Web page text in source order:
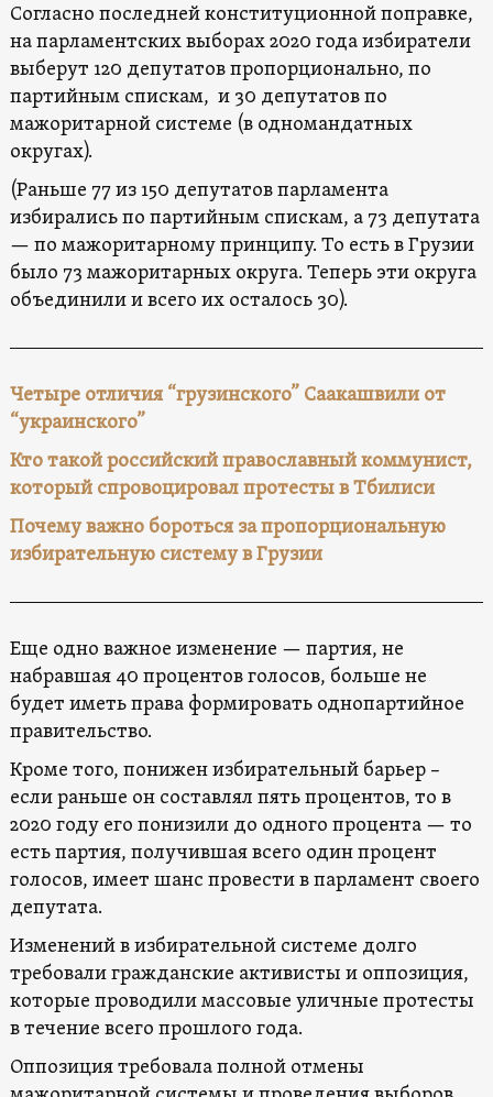
Согласно последней конституционной поправке,
на парламентских выборах 2020 года избиратели
выберут 120 депутатов пропорционально, по
партийным спискам, и 30 депутатов по
мажоритарной системе (в одномандатных
округах).
(Раньше 77 из 150 депутатов парламента
избирались по партийным спискам, а 73 депутата
— по мажоритарному принципу. То есть в Грузии
было 73 мажоритарных округа. Теперь эти округа
объединили и всего их осталось 30).
Четыре отличия “грузинского” Саакашвили от
“украинского”
Кто такой российский православный коммунист,
который спровоцировал протесты в Тбилиси
Почему важно бороться за пропорциональную
избирательную систему в Грузии
Еще одно важное изменение — партия, не
набравшая 40 процентов голосов, больше не
будет иметь права формировать однопартийное
правительство.
Кроме того, понижен избирательный барьер –
если раньше он составлял пять процентов, то в
2020 году его понизили до одного процента — то
есть партия, получившая всего один процент
голосов, имеет шанс провести в парламент своего
депутата.
Изменений в избирательной системе долго
требовали гражданские активисты и оппозиция,
которые проводили массовые уличные протесты
в течение всего прошлого года.
Оппозиция требовала полной отмены